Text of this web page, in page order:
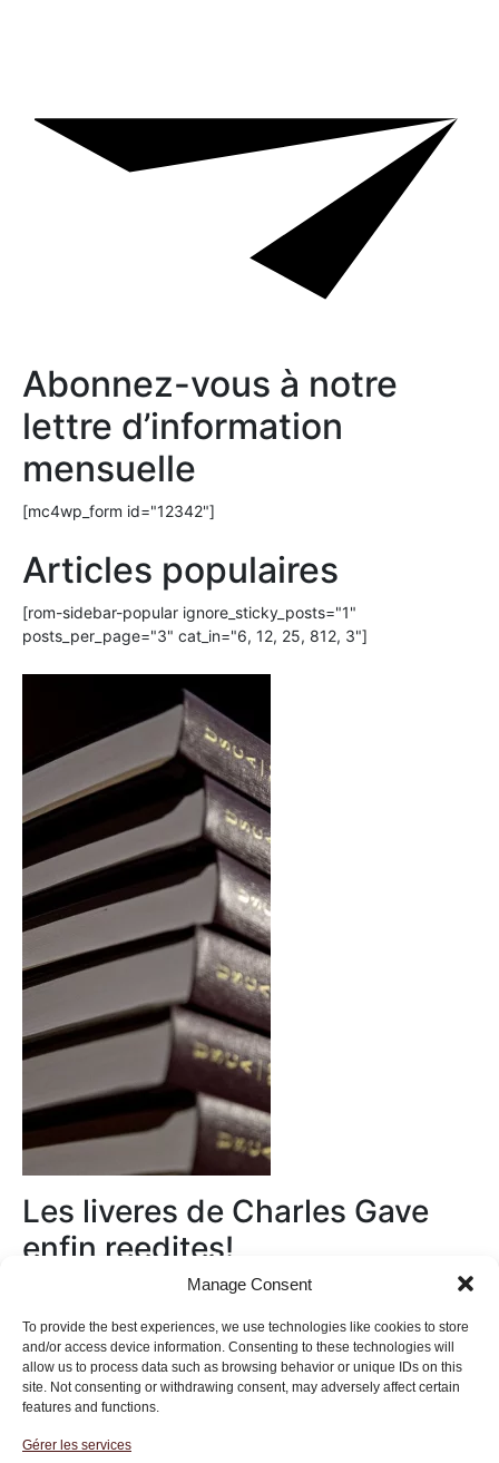
Manage Consent
To provide the best experiences, we use technologies like cookies to store
and/or access device information. Consenting to these technologies will
allow us to process data such as browsing behavior or unique IDs on this
site. Not consenting or withdrawing consent, may adversely affect certain
features and functions.
Gérer les services
Abonnez-vous à notre
lettre d’information
mensuelle
[mc4wp_form id="12342"]
Articles populaires
[rom-sidebar-popular ignore_sticky_posts="1"
posts_per_page="3" cat_in="6, 12, 25, 812, 3"]
Les liveres de Charles Gave
enfin reedites!